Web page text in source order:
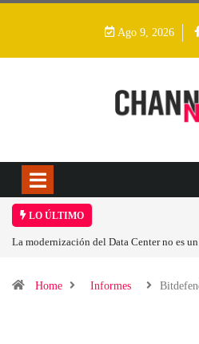
Ago 9, 2026
LO ÚLTIMO
La modernización del Data Center no es
Home
Informes